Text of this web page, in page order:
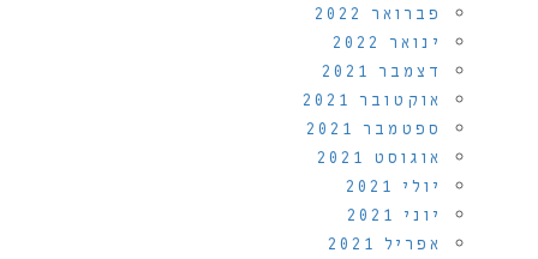
פברואר 2022
ינואר 2022
דצמבר 2021
אוקטובר 2021
ספטמבר 2021
אוגוסט 2021
יולי 2021
יוני 2021
אפריל 2021